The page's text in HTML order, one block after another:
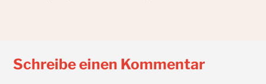
Schreibe einen Kommentar